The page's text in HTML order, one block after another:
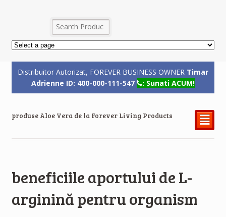
Distribuitor Autorizat, FOREVER BUSINESS OWNER Timar
Adrienne ID: 400-000-111-547
: Sunati ACUM!
produse Aloe Vera de la Forever Living Products ²
beneficiile aportului de L-
arginină pentru organism